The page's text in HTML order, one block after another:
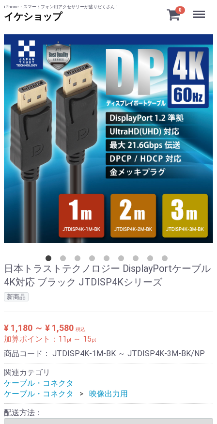
iPhone・スマートフォン用アクセサリーが盛りだくさん！
イケショップ
0 Menu
日本トラストテクノロジー DisplayPortケーブル
4K対応 ブラック JTDISP4Kシリーズ
新商品
¥ 1,180 ～ ¥ 1,580 税込
加算ポイント： 11 pt ～ 15pt
商品コード： JTDISP4K-1M-BK ～ JTDISP4K-3M-BK/NP
関連カテゴリ
ケーブル・コネクタ
ケーブル・コネクタ
映像出力用
配送方法：